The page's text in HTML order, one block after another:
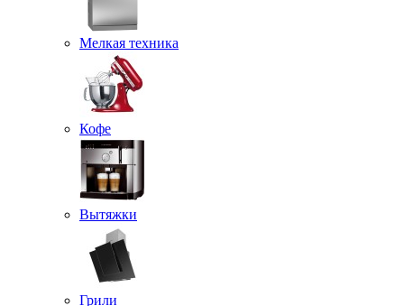
Мелкая техника
Кофе
Вытяжки
Грили